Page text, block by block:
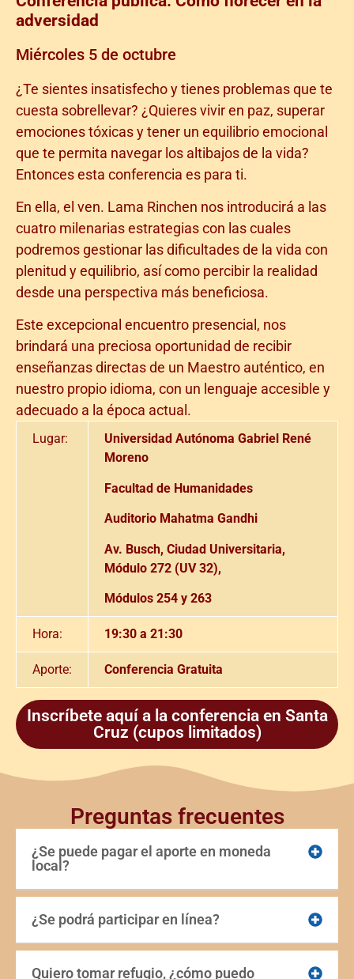
adversidad
Miércoles 5 de octubre
¿Te sientes insatisfecho y tienes problemas que te
cuesta sobrellevar? ¿Quieres vivir en paz, superar
emociones tóxicas y tener un equilibrio emocional
que te permita navegar los altibajos de la vida?
Entonces esta conferencia es para ti.
En ella, el ven. Lama Rinchen nos introducirá a las
cuatro milenarias estrategias con las cuales
podremos gestionar las dificultades de la vida con
plenitud y equilibrio, así como percibir la realidad
desde una perspectiva más beneficiosa.
Este excepcional encuentro presencial, nos
brindará una preciosa oportunidad de recibir
enseñanzas directas de un Maestro auténtico, en
nuestro propio idioma, con un lenguaje accesible y
adecuado a la época actual.
Lugar:
Universidad Autónoma Gabriel René
Moreno
Facultad de Humanidades
Auditorio Mahatma Gandhi
Av. Busch, Ciudad Universitaria,
Módulo 272 (UV 32),
Módulos 254 y 263
Hora: 19:30 a 21:30
Aporte: Conferencia Gratuita
Inscríbete aquí a la conferencia en Santa
Cruz (cupos limitados)
Preguntas frecuentes
¿Se puede pagar el aporte en moneda
local?
¿Se podrá participar en línea?
Quiero tomar refugio, ¿cómo puedo